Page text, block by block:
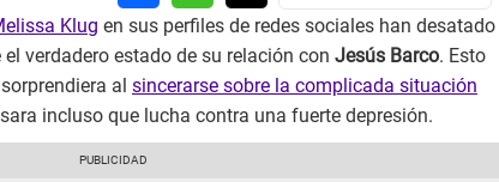
Klug en sus perfiles de redes sociales han desatado
verdadero estado de su relación con Jesús Barco. Esto
al sincerarse sobre la complicada situación
incluso que lucha contra una fuerte depresión.